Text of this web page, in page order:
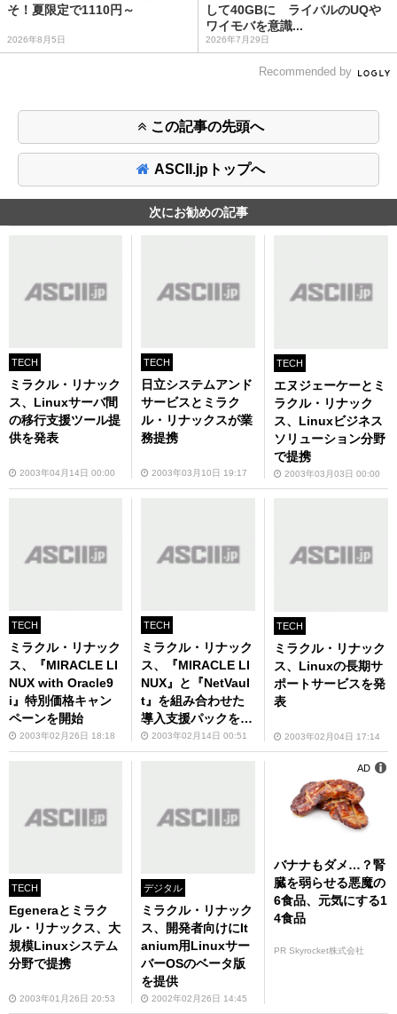
そ！夏限定で1110円～
2026年8月5日
して40GBに ライバルのUQや
ワイモバを意識...
2026年7月29日
Recommended by
この記事の先頭へ
ASCII.jpトップへ
次にお勧めの記事
TECH
ミラクル・リナック
ス、Linuxサーバ間
の移行支援ツール提
供を発表
2003年04月14日 00:00
TECH
日立システムアンド
サービスとミラク
ル・リナックスが業
務提携
2003年03月10日 19:17
TECH
エヌジェーケーとミ
ラクル・リナック
ス、Linuxビジネス
ソリューション分野
で提携
2003年03月03日 00:00
TECH
ミラクル・リナック
ス、『MIRACLE LI
NUX with Oracle9
i』特別価格キャン
ペーンを開始
2003年02月26日 18:18
TECH
ミラクル・リナック
ス、『MIRACLE LI
NUX』と『NetVaul
t』を組み合わせた
導入支援パックを発
売2003年02月14日 00:51
TECH
ミラクル・リナック
ス、Linuxの長期サ
ポートサービスを発
表
2003年02月04日 17:14
TECH
Egeneraとミラク
ル・リナックス、大
規模Linuxシステム
分野で提携
2003年01月26日 20:53
デジタル
ミラクル・リナック
ス、開発者向けにIt
anium用Linuxサー
バーOSのベータ版
を提供
2002年02月26日 14:45
バナナもダメ…？腎
臓を弱らせる悪魔の
6食品、元気にする1
4食品
PR Skyrocket株式会社
AD